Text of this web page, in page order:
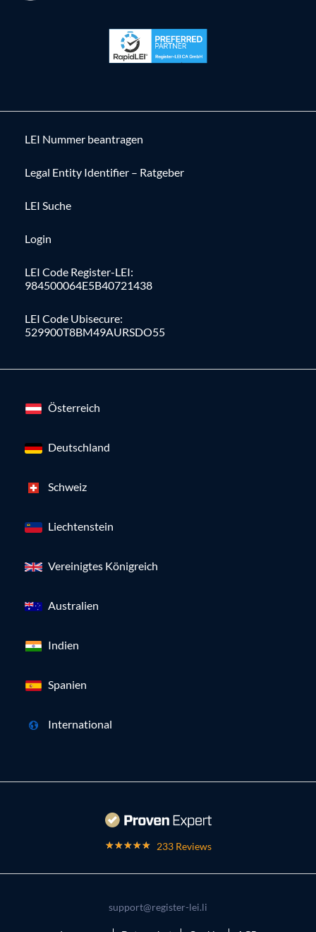
LEI Nummer beantragen
Legal Entity Identifier – Ratgeber
LEI Suche
Login
LEI Code Register-LEI:
984500064E5B40721438
LEI Code Ubisecure:
529900T8BM49AURSDO55
Österreich
Deutschland
Schweiz
Liechtenstein
Vereinigtes Königreich
Australien
Indien
Spanien
International
233 Reviews
support@register-lei.li